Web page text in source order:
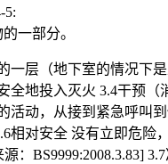
5:
一部分。
一层（地下室的情况下
全地投入灭火 3.4干预（
活动，从接到紧急呼叫
相对安全 没有立即危险
：BS9999:2008.3.83]